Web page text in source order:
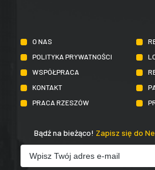
O NAS
POLITYKA PRYWATNOŚCI
WSPÓŁPRACA
KONTAKT
PRACA RZESZÓW
Bądź na bieżąco! Zapisz się do